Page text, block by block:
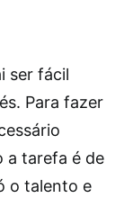
ser fácil
Para fazer
a tarefa é de
o talento e